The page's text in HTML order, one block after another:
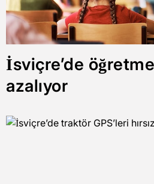
İsviçre’de
azalıyor